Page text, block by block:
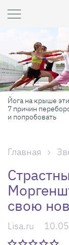
Йога на крыше
7 причин
и попробовать
Главная
свою
Lisa.ru